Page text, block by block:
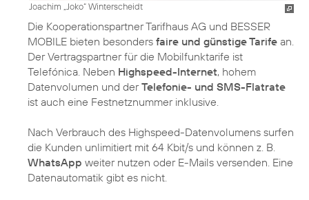
Joachim „Joko“ Winterscheidt
Die Kooperationspartner Tarifhaus AG und BESSER
MOBILE bieten besonders faire und günstige Tarife an.
Der Vertragspartner für die Mobilfunktarife ist
Telefónica. Neben Highspeed-Internet, hohem
Datenvolumen und derTelefonie- und SMS-Flatrate
ist auch eine Festnetznummer inklusive.
Nach Verbrauch des Highspeed-Datenvolumens surfen
die Kunden unlimitiert mit 64 Kbit/s und können z. B.
WhatsApp weiter nutzen oder E-Mails versenden. Eine
Datenautomatik gibt es nicht.